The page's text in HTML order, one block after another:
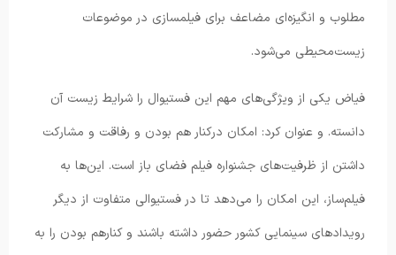
مطلوب و انگیزه‌ای مضاعف برای فیلمسازی در موضوعات
زیست‌محیطی می‌شود.
فیاض یکی از ویژگی‌های مهم این فستیوال را شرایط زیست آن
دانسته. و عنوان کرد: امکان درکنار هم بودن و رفاقت و مشارکت
داشتن از ظرفیت‌های جشنواره فیلم فضای باز است. این‌ها به
فیلم‌ساز، این امکان را می‌دهد تا در فستیوالی متفاوت از دیگر
رویدادهای سینمایی کشور حضور داشته باشند و کنارهم بودن را به